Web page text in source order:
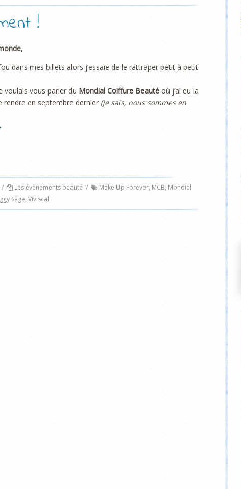
!
dans mes billets alors j’essaie de le rattraper petit à petit
voulais vous parler du Mondial Coiffure Beauté où j’ai eu la
rendre en septembre dernier (je sais, nous sommes en
/ Les évènements beauté / Make Up Forever, MCB, Mondial
Sage, Viviscal